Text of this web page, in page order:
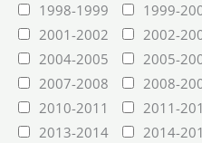
1998-1999
1999-
2001-2002
2002-
2004-2005
2005-
2007-2008
2008-
2010-2011
2011-
2013-2014
2014-